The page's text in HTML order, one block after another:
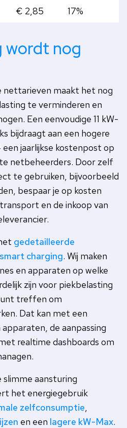
€ 2,85 17%
wordt nog
nettarieven maakt het nog
te verminderen en
Een eenvoudige 11 kW-
bijdraagt aan een hogere
jaarlijkse kostenpost op
netbeheerders. Door zelf
te gebruiken, bijvoorbeeld
bespaar je op kosten
en de inkoop van
gedetailleerde
smart charging. Wij maken
en apparaten op welke
zijn voor piekbelasting
treffen om
Dat kan met een
de aanpassing
realtime dashboards om
slimme aansturing
het energiegebruik
zelfconsumptie,
en een lagere kW-Max.